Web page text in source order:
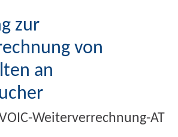
zur
von
an
Weiterverrechnung-AT